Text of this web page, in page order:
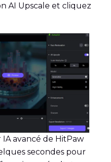
AI Upscale et cliquez
IA avancé de HitPaw
secondes pour